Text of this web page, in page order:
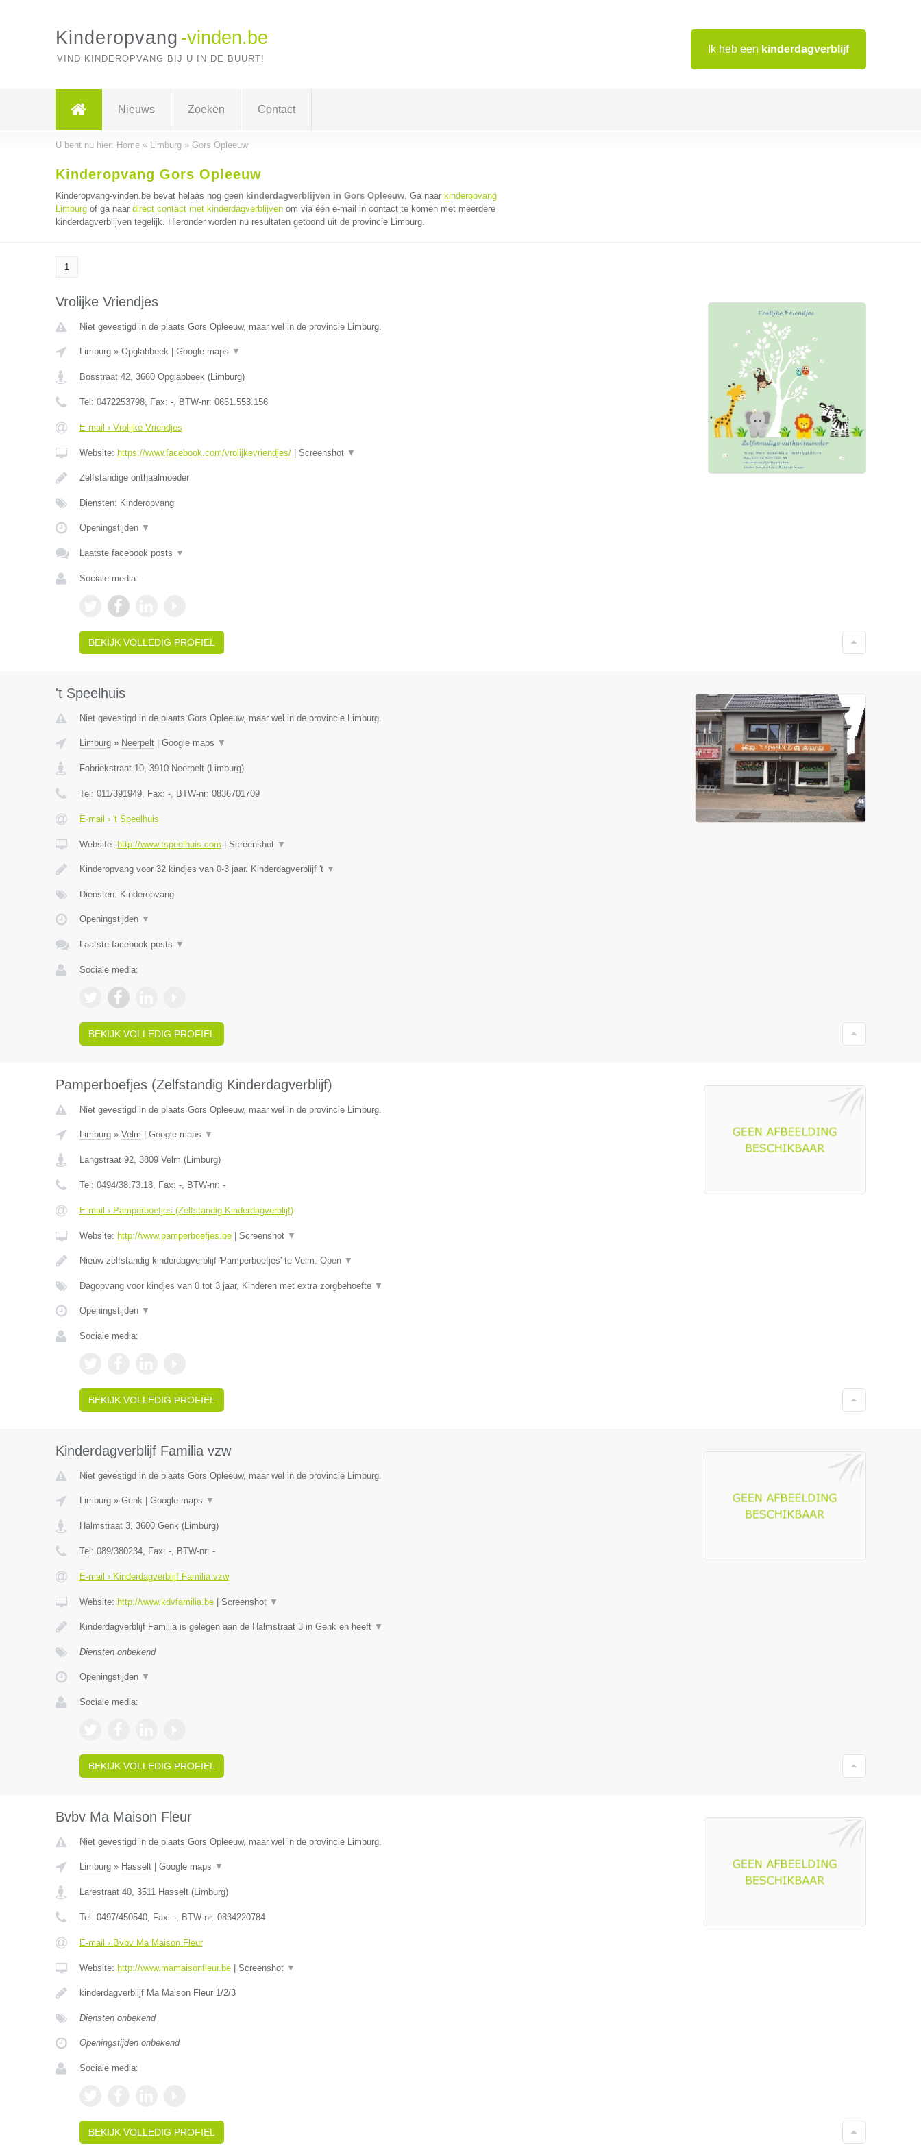
Ik heb een kinderdagverblijf
Kinderopvang -vinden.be
VIND KINDEROPVANG BIJ U IN DE BUURT!
Nieuws Zoeken Contact
U bent nu hier: Home» Limburg» Gors Opleeuw
Kinderopvang Gors Opleeuw
Kinderopvang-vinden.be bevat helaas nog geen kinderdagverblijven in Gors Opleeuw. Ga naar kinderopvang
Limburgof ga naar direct contact met kinderdagverblijvenom via één e-mail in contact te komen met meerdere
kinderdagverblijven tegelijk. Hieronder worden nu resultaten getoond uit de provincie Limburg.
1
Vrolijke Vriendjes
Niet gevestigd in de plaats Gors Opleeuw, maar wel in de provincie Limburg.
Limburg» Opglabbeek| Google maps ▼
Bosstraat 42, 3660 Opglabbeek(Limburg)
Tel: 0472253798, Fax: -, BTW-nr: 0651.553.156
E-mail › Vrolijke Vriendjes
Website: https://www.facebook.com/vrolijkevriendjes/| Screenshot ▼
Zelfstandige onthaalmoeder
Diensten: Kinderopvang
Openingstijden ▼
Laatste facebook posts ▼
Sociale media:
BEKIJK VOLLEDIG PROFIEL
't Speelhuis
Niet gevestigd in de plaats Gors Opleeuw, maar wel in de provincie Limburg.
Limburg» Neerpelt| Google maps ▼
Fabriekstraat 10, 3910 Neerpelt(Limburg)
Tel: 011/391949, Fax: -, BTW-nr: 0836701709
E-mail › 't Speelhuis
Website: http://www.tspeelhuis.com Screenshot ▼
Kinderopvang voor 32 kindjes van 0-3 jaar. Kinderdagverblijf 't ▼
Diensten: Kinderopvang
Openingstijden ▼
Laatste facebook posts ▼
Sociale media:
BEKIJK VOLLEDIG PROFIEL
Pamperboefjes (Zelfstandig Kinderdagverblijf)
Niet gevestigd in de plaats Gors Opleeuw, maar wel in de provincie Limburg.
Limburg» Velm Google maps ▼
Langstraat 92, 3809 Velm (Limburg)
Tel: 0494/38.73.18, Fax: -, BTW-nr: -
E-mail › Pamperboefjes (Zelfstandig Kinderdagverblijf)
Website: http://www.pamperboefjes.be| Screenshot ▼
Nieuw zelfstandig kinderdagverblijf 'Pamperboefjes' te Velm. Open ▼
Dagopvang voor kindjes van 0 tot 3 jaar, Kinderen met extra zorgbehoefte ▼
Openingstijden ▼
Sociale media:
BEKIJK VOLLEDIG PROFIEL
Kinderdagverblijf Familia vzw
Niet gevestigd in de plaats Gors Opleeuw, maar wel in de provincie Limburg.
Limburg» Genk| Google maps ▼
Halmstraat 3, 3600 Genk(Limburg)
Tel: 089/380234, Fax: -, BTW-nr: -
E-mail › Kinderdagverblijf Familia vzw
Website: http://www.kdvfamilia.be| Screenshot ▼
Kinderdagverblijf Familia is gelegen aan de Halmstraat 3 in Genk en heeft ▼
Diensten onbekend
Openingstijden ▼
Sociale media:
BEKIJK VOLLEDIG PROFIEL
Bvbv Ma Maison Fleur
Niet gevestigd in de plaats Gors Opleeuw, maar wel in de provincie Limburg.
Limburg» Hasselt| Google maps ▼
Larestraat 40, 3511 Hasselt(Limburg)
Tel: 0497/450540, Fax: -, BTW-nr: 0834220784
E-mail › Bvbv Ma Maison Fleur
Website: http://www.mamaisonfleur.be| Screenshot ▼
kinderdagverblijf Ma Maison Fleur 1/2/3
Diensten onbekend
Openingstijden onbekend
Sociale media:
BEKIJK VOLLEDIG PROFIEL